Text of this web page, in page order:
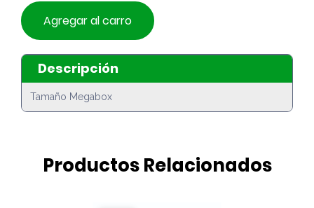
Agregar al carro
Descripción
Tamaño Megabox
Productos Relacionados